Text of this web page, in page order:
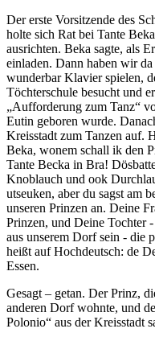
Der erste Vorsitzende des
holte sich Rat bei Tante
ausrichten. Beka sagte, als
einladen. Dann haben wir
wunderbar Klavier spielen,
Töchterschule besucht und
Aufforderung zum Tanz
Eutin geboren wurde.
Kreisstadt zum Tanzen auf.
Beka, wonem schall ik den
Tante Becka in Bra!
Knoblauch und ook
utseuken, aber du sagst am
unseren Prinzen an. Deine
Prinzen, und Deine Tochter
aus unserem Dorf sein - die
heißt auf Hochdeutsch: de
Essen.
Gesagt – getan. Der Prinz,
anderen Dorf wohnte, und
Polonio
aus der Kreisstadt